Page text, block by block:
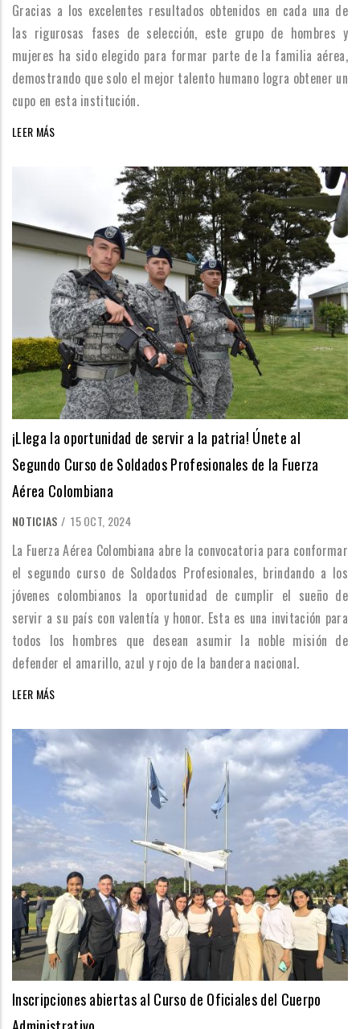
Gracias a los excelentes resultados obtenidos en cada una de
las rigurosas fases de selección, este grupo de hombres y
mujeres ha sido elegido para formar parte de la familia aérea,
demostrando que solo el mejor talento humano logra obtener un
cupo en esta institución.
LEER MÁS
¡Llega la oportunidad de servir a la patria! Únete al
Segundo Curso de Soldados Profesionales de la Fuerza
Aérea Colombiana
NOTICIAS / 15 OCT, 2024
La Fuerza Aérea Colombiana abre la convocatoria para conformar
el segundo curso de Soldados Profesionales, brindando a los
jóvenes colombianos la oportunidad de cumplir el sueño de
servir a su país con valentía y honor. Esta es una invitación para
todos los hombres que desean asumir la noble misión de
defender el amarillo, azul y rojo de la bandera nacional.
LEER MÁS
Inscripciones abiertas al Curso de Oficiales del Cuerpo